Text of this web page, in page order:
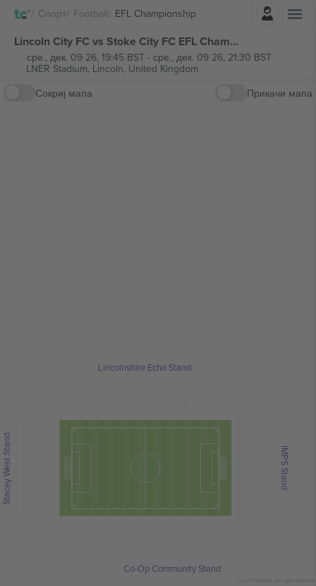
Спорт Football EFL Championship
Најави се
Lincoln City FC vs Stoke City FC EFL Championship билети
сре., дек. 09 26, 19:45 BST- сре., дек. 09 26, 21:30 BST
LNER Stadium, Lincoln, United Kingdom
Сокриј мапа
Прикачи мапа
© 2024 Ticombo. All rights reserved
IMPS Stand
Co-Op Community Stand
Stacey West Stand
Lincolnshire Echo Stand